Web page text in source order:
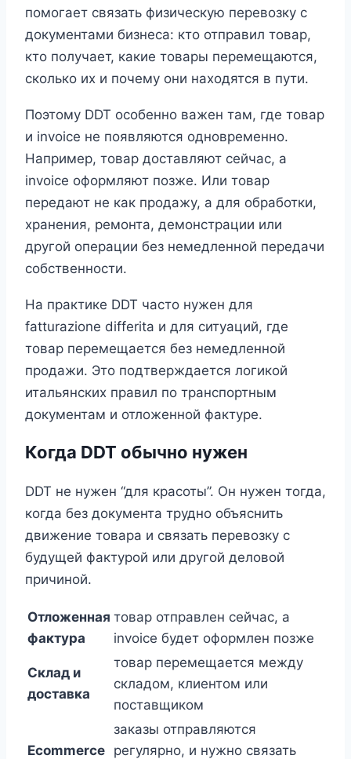
помогает связать физическую перевозку с
документами бизнеса: кто отправил товар,
кто получает, какие товары перемещаются,
сколько их и почему они находятся в пути.
Поэтому DDT особенно важен там, где товар
и invoice не появляются одновременно.
Например, товар доставляют сейчас, а
invoice оформляют позже. Или товар
передают не как продажу, а для обработки,
хранения, ремонта, демонстрации или
другой операции без немедленной передачи
собственности.
На практике DDT часто нужен для
fatturazione differita и для ситуаций, где
товар перемещается без немедленной
продажи. Это подтверждается логикой
итальянских правил по транспортным
документам и отложенной фактуре.
Когда DDT обычно нужен
DDT не нужен “для красоты”. Он нужен тогда,
когда без документа трудно объяснить
движение товара и связать перевозку с
будущей фактурой или другой деловой
причиной.
Отложенная
фактура
товар отправлен сейчас, а
invoice будет оформлен позже
Склад и
доставка
товар перемещается между
складом, клиентом или
поставщиком
Ecommerce
заказы отправляются
регулярно, и нужно связать